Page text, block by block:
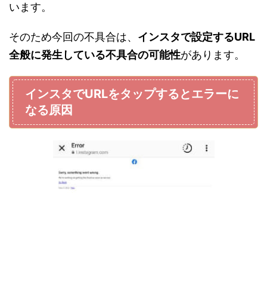
います。
そのため今回の不具合は、 インスタで設定するURL
全般に発生している不具合の可能性があります。
インスタでURLをタップするとエラーに
なる原因